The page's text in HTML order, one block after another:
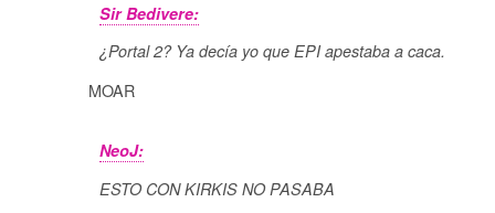
Sir Bedivere:
¿Portal 2? Ya decía yo que EPI apestaba a caca.
MOAR
NeoJ:
ESTO CON KIRKIS NO PASABA